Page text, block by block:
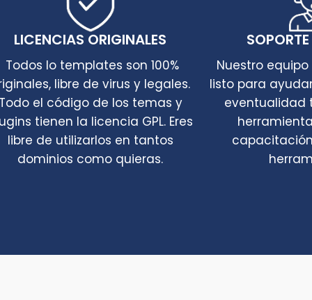
LICENCIAS ORIGINALES
Todos lo templates son 100%
libre de virus y legales.
el código de los temas y
tienen la licencia GPL. Eres
libre de utilizarlos en tantos
dominios como quieras.
Nuestro
listo para
eventualidad